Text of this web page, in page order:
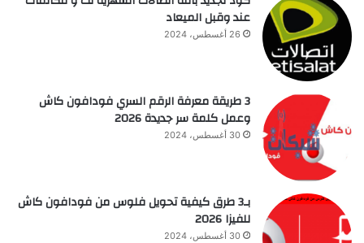
عند وقبل الميعاد
26 أغسطس، 2024
3 طريقة معرفة الرقم السري فودافون كاش
وعمل كلمة سر جديدة 2026
30 أغسطس، 2024
بـ3 طرق كيفية تحويل فلوس من فودافون كاش
للفيزا 2026
30 أغسطس، 2024